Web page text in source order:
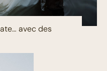
avec des